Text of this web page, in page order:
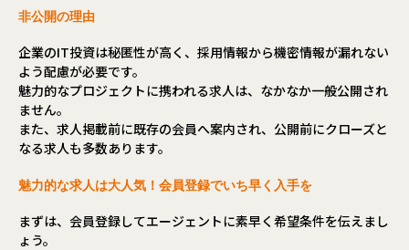
非公開の理由
企業のIT投資は秘匿性が高く、採用情報から機密情報が漏れない
よう配慮が必要です。
魅力的なプロジェクトに携われる求人は、なかなか一般公開され
ません。
また、求人掲載前に既存の会員へ案内され、公開前にクローズと
なる求人も多数あります。
魅力的な求人は大人気！会員登録でいち早く入手を
まずは、会員登録してエージェントに素早く希望条件を伝えまし
ょう。